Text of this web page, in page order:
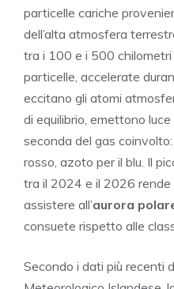
particelle cariche
dell’alta atmosfera
tra i 100 e i 500
particelle, accelerate
eccitano gli atomi
di equilibrio, emettono
seconda del gas
rosso, azoto per il blu. Il
tra il 2024 e il 2026 rende
assistere all’aurora
consuete rispetto alle
Secondo i dati più recenti